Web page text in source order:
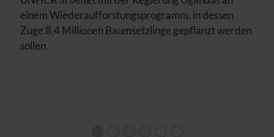
einem Wiederaufforstungsprogramm, in dessen
Zuge 8,4 Millionen Baumsetzlinge gepflanzt werden
sollen.